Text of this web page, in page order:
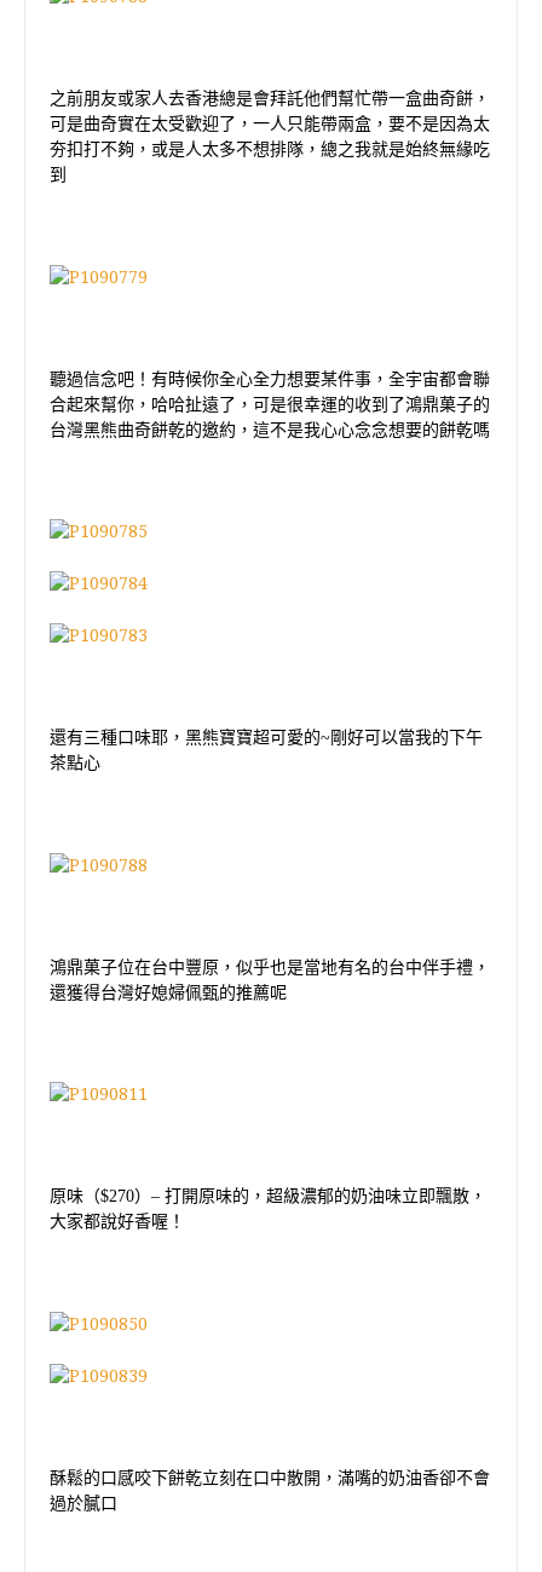
之前朋友或家人去香港總是會拜託他們幫忙帶一盒曲奇餅，
可是曲奇實在太受歡迎了，一人只能帶兩盒，要不是因為太
夯扣打不夠，或是人太多不想排隊，總之我就是始終無緣吃
到
聽過信念吧！有時候你全心全力想要某件事，全宇宙都會聯
合起來幫你，哈哈扯遠了，可是很幸運的收到了鴻鼎菓子的
台灣黑熊曲奇餅乾的邀約，這不是我心心念念想要的餅乾嗎
還有三種口味耶，黑熊寶寶超可愛的~剛好可以當我的下午
茶點心
鴻鼎菓子位在台中豐原，似乎也是當地有名的台中伴手禮，
還獲得台灣好媳婦佩甄的推薦呢
原味（$270） – 打開原味的，超級濃郁的奶油味立即飄散，
大家都說好香喔！
酥鬆的口感咬下餅乾立刻在口中散開，滿嘴的奶油香卻不會
過於膩口